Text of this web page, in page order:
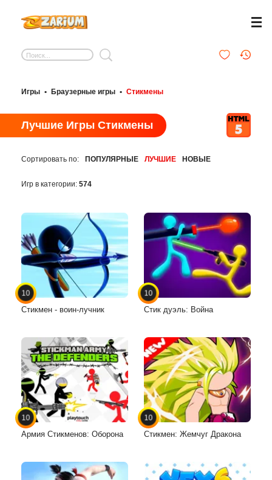
Игры • Браузерные игры • Стикмены
Лучшие Игры Стикмены
Сортировать по: ПОПУЛЯРНЫЕ ЛУЧШИЕ НОВЫЕ
Игр в категории: 574
10
Стикмен - воин-лучник
10
Стик дуэль: Война
10
Армия Стикменов: Оборона
10
Стикмен: Жемчуг Дракона